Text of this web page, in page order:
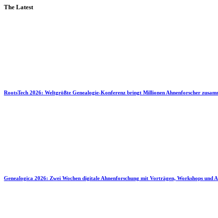
The Latest
RootsTech 2026: Weltgrößte Genealogie-Konferenz bringt Millionen Ahnenforscher
Genealogica 2026: Zwei Wochen digitale Ahnenforschung mit Vorträgen, Workshops und